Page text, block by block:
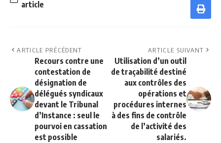
article
ARTICLE PRÉCÉDENT
Recours contre une
contestation de
désignation de
délégués syndicaux
devant le Tribunal
d’Instance : seul le
pourvoi en cassation
est possible
ARTICLE SUIVANT
Utilisation d’un outil
de traçabilité destiné
aux contrôles des
opérations et
procédures internes
à des fins de contrôle
de l’activité des
salariés.